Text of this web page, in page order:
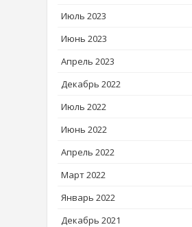
Июль 2023
Июнь 2023
Апрель 2023
Декабрь 2022
Июль 2022
Июнь 2022
Апрель 2022
Март 2022
Январь 2022
Декабрь 2021